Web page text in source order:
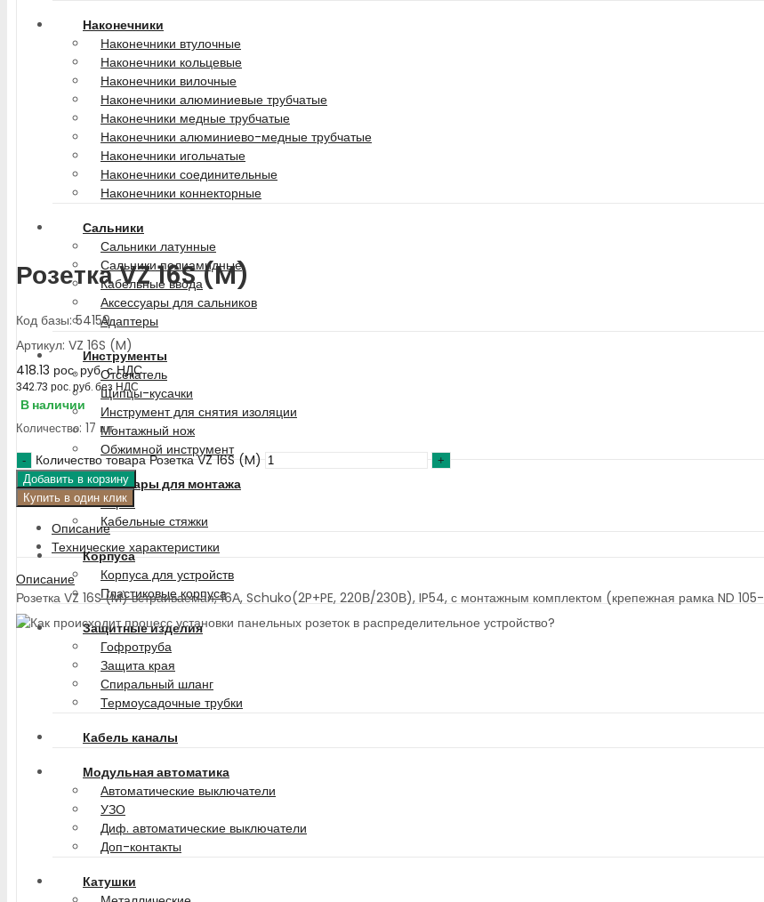
Наконечники
Наконечники втулочные
Наконечники кольцевые
Наконечники вилочные
Наконечники алюминиевые трубчатые
Наконечники медные трубчатые
Наконечники алюминиево-медные трубчатые
Наконечники игольчатые
Наконечники соединительные
Наконечники коннекторные
Сальники
Сальники латунные
Сальники полиамидные
Кабельные ввода
Аксессуары для сальников
Адаптеры
Инструменты
Отсекатель
Щипцы-кусачки
Инструмент для снятия изоляции
Монтажный нож
Обжимной инструмент
Аксессуары для монтажа
Бирки
Кабельные стяжки
Корпуса
Корпуса для устройств
Пластиковые корпуса
Защитные изделия
Гофротруба
Защита края
Спиральный шланг
Термоусадочные трубки
Кабель каналы
Модульная автоматика
Автоматические выключатели
УЗО
Диф. автоматические выключатели
Доп-контакты
Катушки
Розетка VZ 16S (M)
Код базы: 54159
Артикул: VZ 16S (M)
418.13 рос. руб.с НДС
342.73 рос. руб.без НДС
В наличии
Количество: 17 шт.
Количество товара Розетка VZ 16S (M)
Добавить в корзину
Купить в один клик
Описание
Технические характеристики
Описание
Розетка VZ 16S (M) встраиваемая, 16А, Schuko(2P+PE, 220В/230В), IP54, с монтажным комплектом (крепежная рамка ND